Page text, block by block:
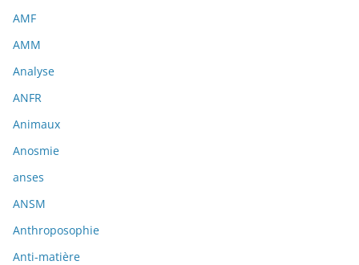
AMF
AMM
Analyse
ANFR
Animaux
Anosmie
anses
ANSM
Anthroposophie
Anti-matière